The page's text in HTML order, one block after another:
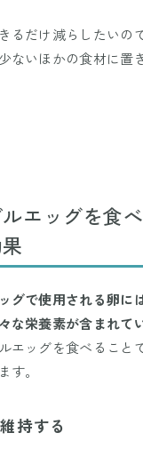
るだけ減らしたいの
ないほかの食材に置
エッグを食
グで使用される卵に
な栄養素が含まれて
エッグを食べること
す。
持する